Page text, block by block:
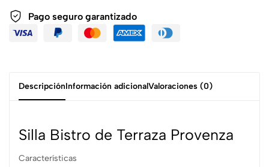
Pago seguro garantizado
DescripciónInformación adicionalValoraciones (0)
Silla Bistro de Terraza Provenza
Características